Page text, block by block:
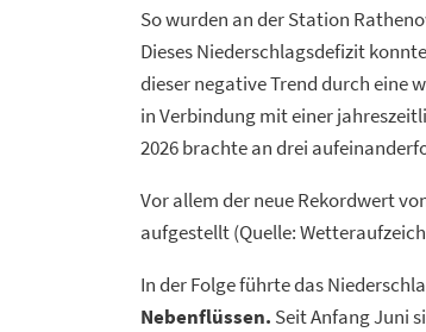
So wurden an der Station
Dieses Niederschlagsdefizit
dieser negative Trend durch eine
in Verbindung mit einer
2026 brachte an drei
Vor allem der neue Rekordwert
aufgestellt (Quelle:
In der Folge führte das
Nebenflüssen. Seit Anfang Juni